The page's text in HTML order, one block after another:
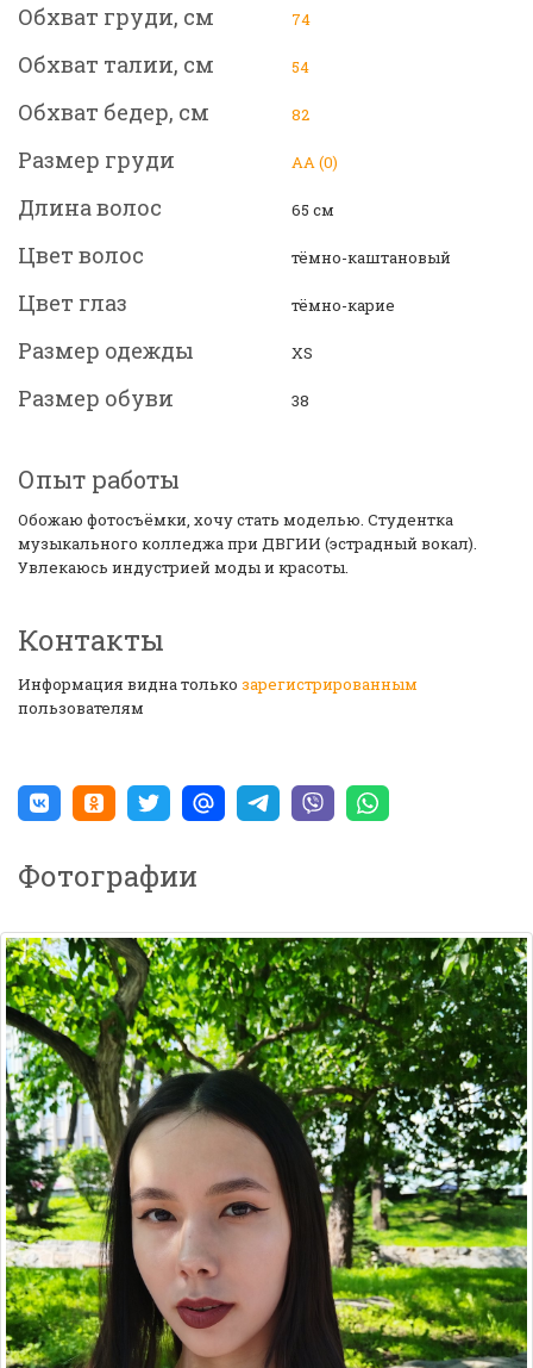
Обхват груди, см 74
Обхват талии, см 54
Обхват бедер, см 82
Размер груди АА (0)
Длина волос 65 см
Цвет волос тёмно-каштановый
Цвет глаз тёмно-карие
Размер одежды XS
Размер обуви 38
Опыт работы
Обожаю фотосъёмки, хочу стать моделью. Студентка
музыкального колледжа при ДВГИИ (эстрадный вокал).
Увлекаюсь индустрией моды и красоты.
Контакты
Информация видна только зарегистрированным
пользователям
Фотографии